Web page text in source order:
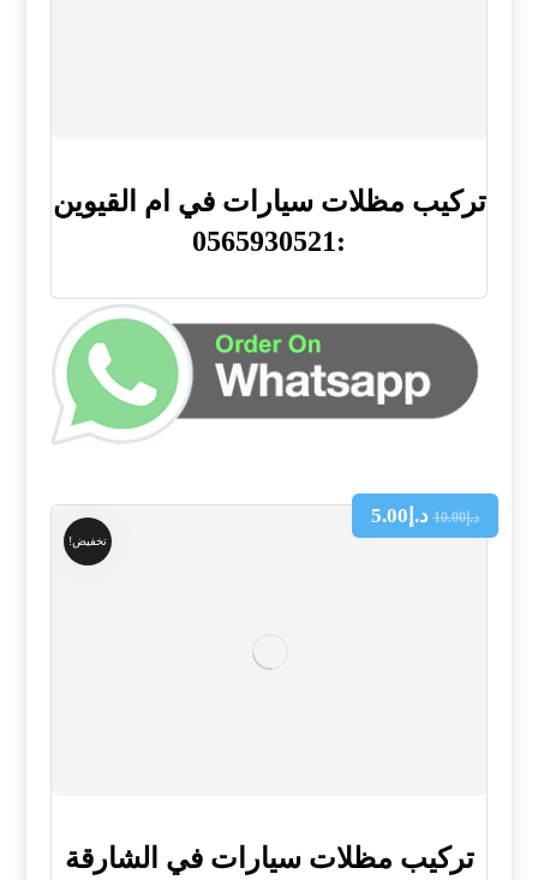
تركيب مظلات سيارات في ام القيوين
:0565930521
تخفيض!
تركيب مظلات سيارات في الشارقة
د.إ10.00 د.إ 5.00